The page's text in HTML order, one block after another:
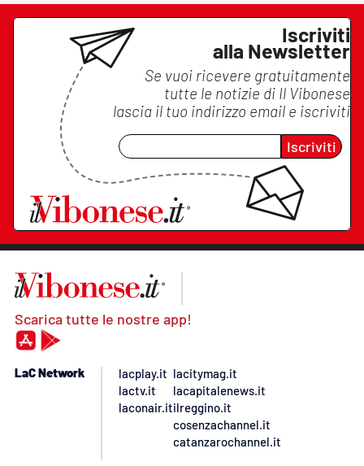
Iscriviti
alla Newsletter
Se vuoi ricevere gratuitamente
tutte le notizie di Il Vibonese
lascia il tuo indirizzo email e iscriviti
Iscriviti
Scarica tutte le nostre app!
LaC Network
lacplay.it
lactv.it
laconair.it
lacitymag.it
lacapitalenews.it
ilreggino.it
cosenzachannel.it
catanzarochannel.it